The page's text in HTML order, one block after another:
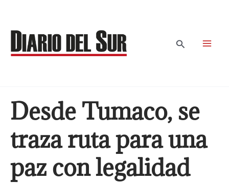
contenido
Buscar
Desde Tumaco, se
traza ruta para una
paz con legalidad